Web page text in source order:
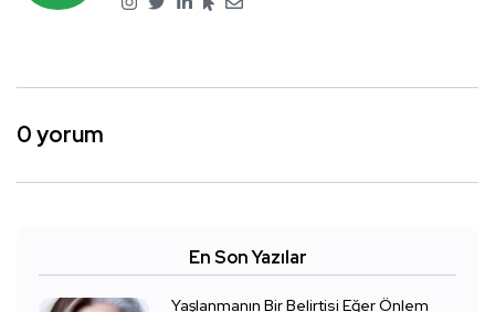
0 yorum
En Son Yazılar
Yaşlanmanın Bir Belirtisi Eğer Önlem